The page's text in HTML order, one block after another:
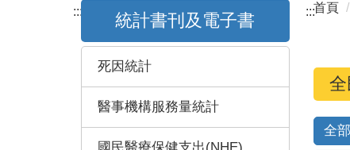
::: 統計書刊及電子書
死因統計
醫事機構服務量統計
:::首頁
全部